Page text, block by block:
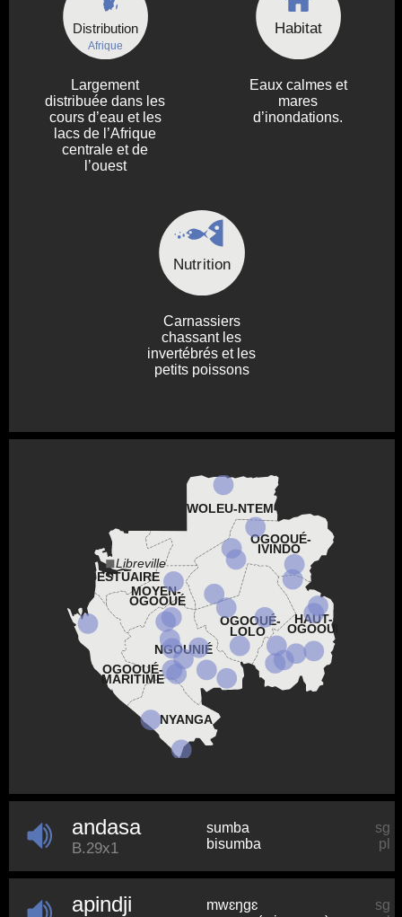
Distribution
Afrique
Largement
distribuée dans les
cours d’eau et les
lacs de l’Afrique
centrale et de
l’ouest
Habitat
Eaux calmes et
mares
d’inondations.
Nutrition
Carnassiers
chassant les
invertébrés et les
petits poissons
NYANGA
OGOOUÉ-
MARITIME
NGOUNIÉ
OGOOUÉ-
LOLO
HAUT-
OGOOUÉ
MOYEN-
OGOOUÉ
ESTUAIRE
OGOOUÉ-
IVINDO
WOLEU-NTEM
Libreville
andasa
B.29x1
sumba
sg
bisumba
pl
apindji mwɛŋɡɛ
sg